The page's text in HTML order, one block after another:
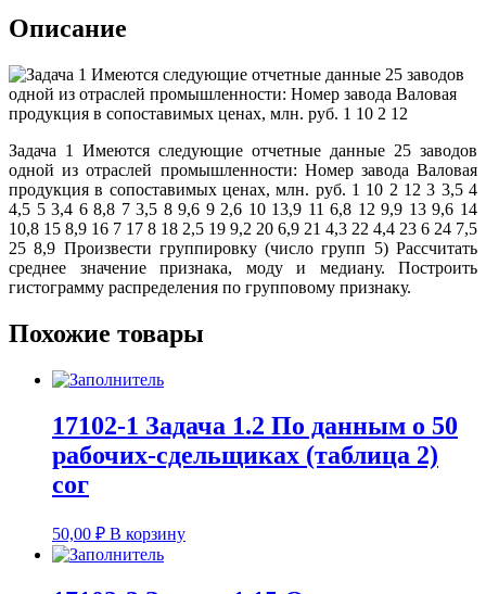
Описание
Задача 1 Имеются следующие отчетные данные 25 заводов
одной из отраслей промышленности: Номер завода Валовая
продукция в сопоставимых ценах, млн. руб. 1 10 2 12 3 3,5 4
4,5 5 3,4 6 8,8 7 3,5 8 9,6 9 2,6 10 13,9 11 6,8 12 9,9 13 9,6 14
10,8 15 8,9 16 7 17 8 18 2,5 19 9,2 20 6,9 21 4,3 22 4,4 23 6 24 7,5
25 8,9 Произвести группировку (число групп 5) Рассчитать
среднее значение признака, моду и медиану. Построить
гистограмму распределения по групповому признаку.
Похожие товары
17102-1 Задача 1.2 По данным о 50
рабочих-сдельщиках (таблица 2)
сог
50,00 ₽ В корзину